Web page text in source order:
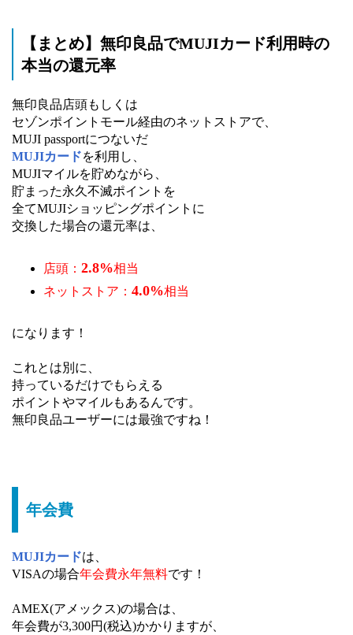
【まとめ】無印良品でMUJIカード利用時の
本当の還元率
無印良品店頭もしくは
セゾンポイントモール経由のネットストアで、
MUJI passportにつないだ
MUJIカードを利用し、
MUJIマイルを貯めながら、
貯まった永久不滅ポイントを
全てMUJIショッピングポイントに
交換した場合の還元率は、
店頭： 2.8%相当
ネットストア： 4.0%相当
になります！
これとは別に、
持っているだけでもらえる
ポイントやマイルもあるんです。
無印良品ユーザーには最強ですね！
年会費
MUJIカードは、
VISAの場合年会費永年無料です！
AMEX(アメックス)の場合は、
年会費が3,300円(税込)かかりますが、